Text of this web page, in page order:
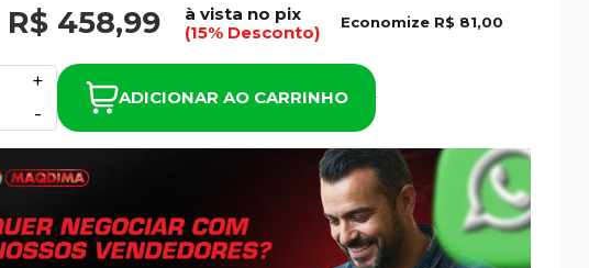
R$ 458,99
à vista no pix
(15% Desconto)
Economize R$ 81,00
-
+
ADICIONAR AO CARRINHO